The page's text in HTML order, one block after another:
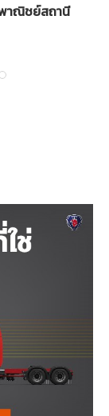
าณิชย์สถานี